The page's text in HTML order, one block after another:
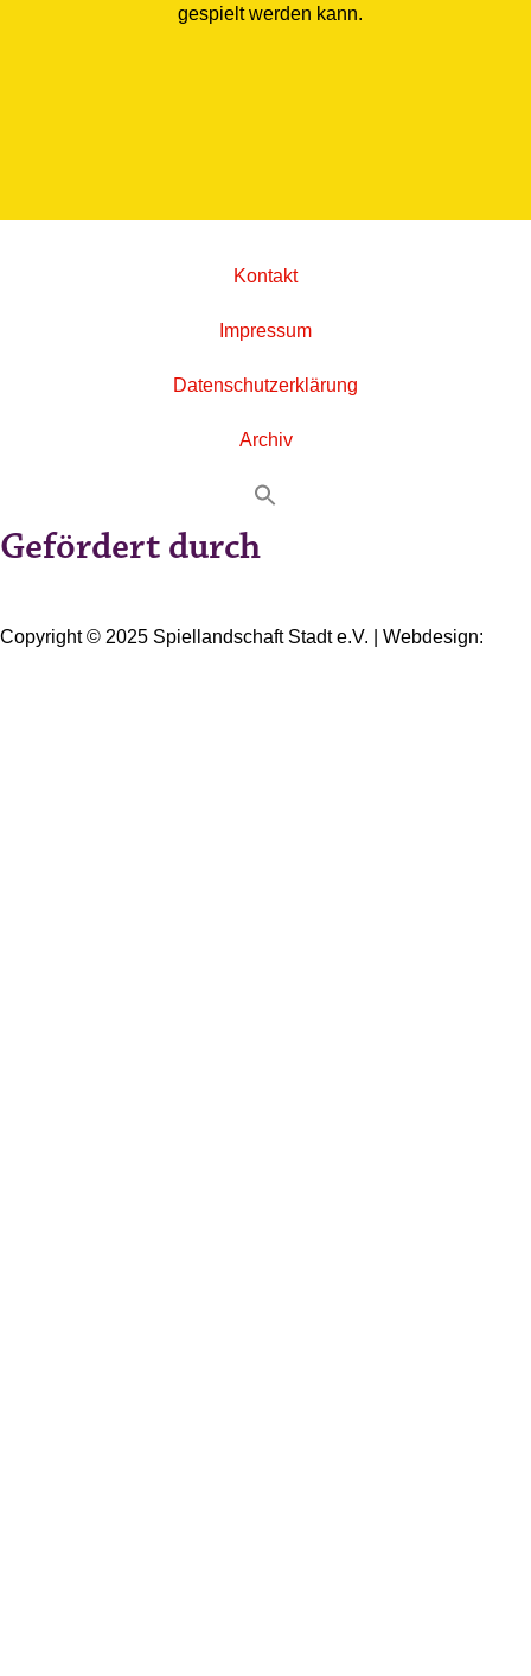
gespielt werden kann.
Kontakt
Impressum
Datenschutzerklärung
Archiv
Gefördert durch
Copyright © 2025 Spiellandschaft Stadt e.V. | Webdesign: